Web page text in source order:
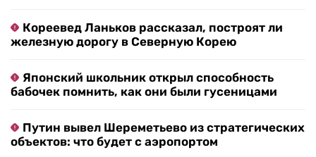
Кореевед Ланьков рассказал, построят ли
железную дорогу в Северную Корею
Японский школьник открыл способность
бабочек помнить, как они были гусеницами
Путин вывел Шереметьево из стратегических
объектов: что будет с аэропортом